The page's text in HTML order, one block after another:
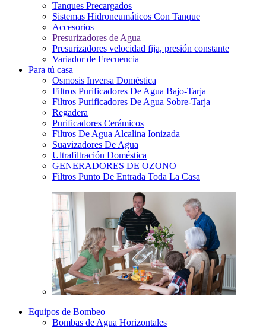
Tanques Precargados
Sistemas Hidroneumáticos Con Tanque
Accesorios
Presurizadores de Agua
Presurizadores velocidad fija, presión constante
Variador de Frecuencia
Para tú casa
Osmosis Inversa Doméstica
Filtros Purificadores De Agua Bajo-Tarja
Filtros Purificadores De Agua Sobre-Tarja
Regadera
Purificadores Cerámicos
Filtros De Agua Alcalina Ionizada
Suavizadores De Agua
Ultrafiltración Doméstica
GENERADORES DE OZONO
Filtros Punto De Entrada Toda La Casa
Equipos de Bombeo
Bombas de Agua Horizontales